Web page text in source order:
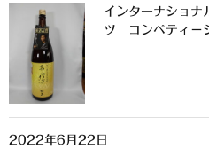
知覧醸造
白石酒造
白玉醸造
甲斐商店
インターナショ
ツ コンペティ－
2022年6月22日